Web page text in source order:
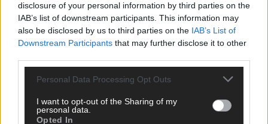
disclosure of your personal information by third parties on the
IAB’s list of downstream participants. This information may
also be disclosed by us to third parties on the IAB’s List of
Downstream Participants that may further disclose it to other
Personal Data Processing Opt Outs
I want to opt-out of the Sharing of my
personal data.
Opted In